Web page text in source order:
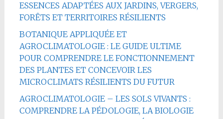
ESSENCES ADAPTÉES AUX JARDINS, VERGERS,
FORÊTS ET TERRITOIRES RÉSILIENTS
BOTANIQUE APPLIQUÉE ET
AGROCLIMATOLOGIE : LE GUIDE ULTIME
POUR COMPRENDRE LE FONCTIONNEMENT
DES PLANTES ET CONCEVOIR LES
MICROCLIMATS RÉSILIENTS DU FUTUR
AGROCLIMATOLOGIE – LES SOLS VIVANTS :
COMPRENDRE LA PÉDOLOGIE, LA BIOLOGIE